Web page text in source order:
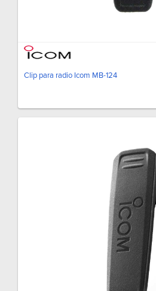
Clip para radio Icom MB-124